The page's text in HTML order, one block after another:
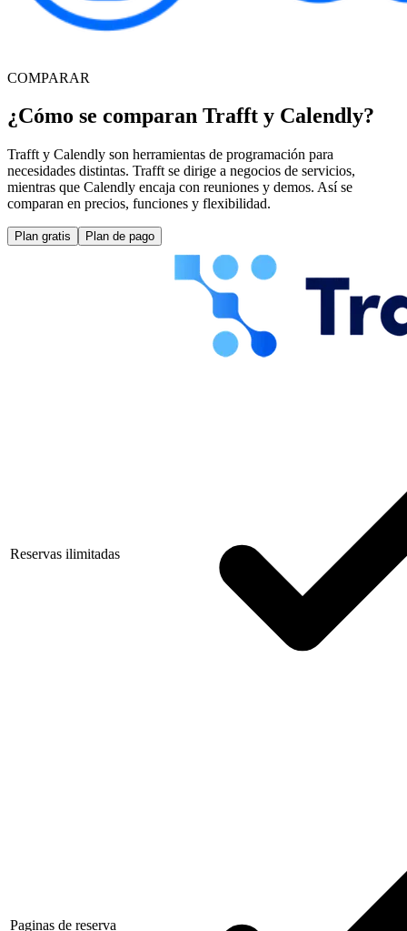
COMPARAR
¿Cómo se comparan Trafft y Calendly?
Trafft y Calendly son herramientas de programación para
necesidades distintas. Trafft se dirige a negocios de servicios,
mientras que Calendly encaja con reuniones y demos. Así se
comparan en precios, funciones y flexibilidad.
Plan gratis Plan de pago
Reservas ilimitadas
Paginas de reserva